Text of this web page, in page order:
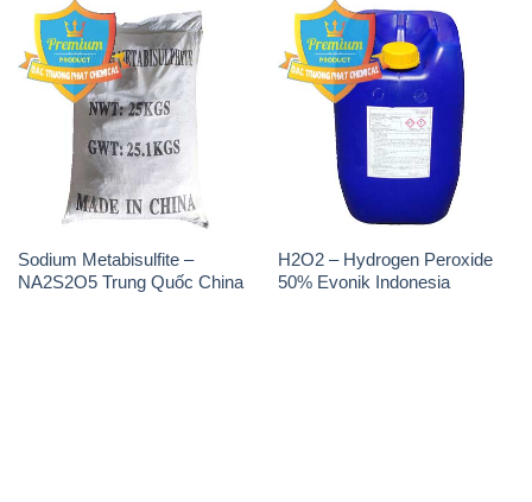
Sodium Metabisulfite –
NA2S2O5 Trung Quốc China
H2O2 – Hydrogen Peroxide
50% Evonik Indonesia